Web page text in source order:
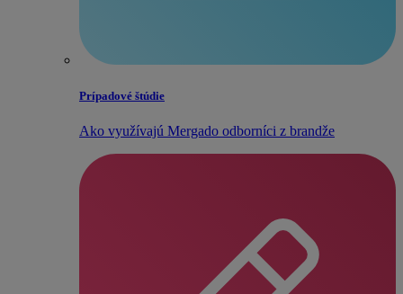
Prípadové štúdie
Ako využívajú Mergado odborníci z brandže